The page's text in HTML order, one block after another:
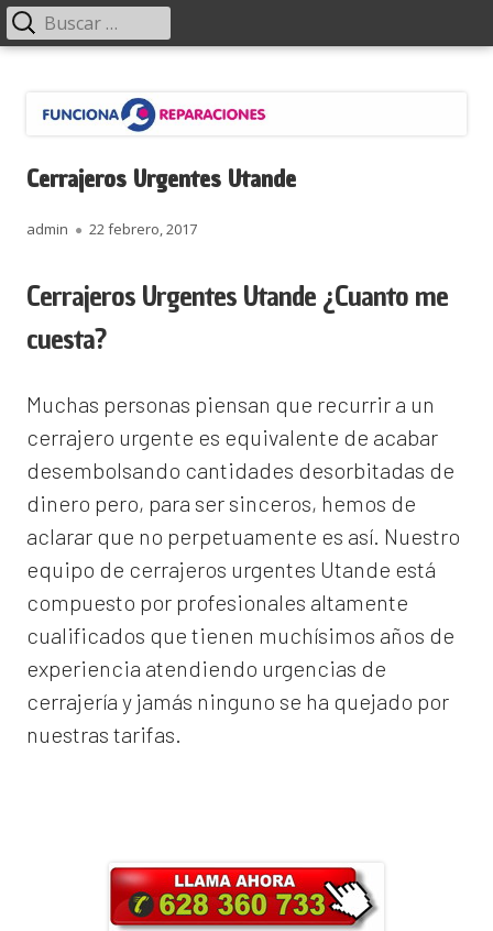
contenido
Menú
principal Buscar:
Cerrajeros Urgentes Utande
Autor
admin
Publicado
22 febrero, 2017
Cerrajeros Urgentes Utande ¿Cuanto me
cuesta?
Muchas personas piensan que recurrir a un
cerrajero urgente es equivalente de acabar
desembolsando cantidades desorbitadas de
dinero pero, para ser sinceros, hemos de
aclarar que no perpetuamente es así. Nuestro
equipo de cerrajeros urgentes Utande está
compuesto por profesionales altamente
cualificados que tienen muchísimos años de
experiencia atendiendo urgencias de
cerrajería y jamás ninguno se ha quejado por
nuestras tarifas.